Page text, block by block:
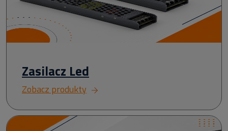
Zasilacz Led
Zobacz produkty